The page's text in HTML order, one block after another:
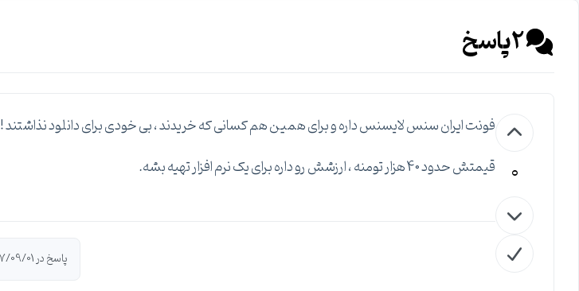
2پاسخ
0
فونت ایران سنس لایسنس داره و برای همین هم کسانی که خریدند ، بی خودی برای دانلود نذاشتند !
قیمتش حدود 40 هزار تومنه ، ارزشش رو داره برای یک نرم افزار تهیه بشه.
پاسخ در 1397/09/01 توسط